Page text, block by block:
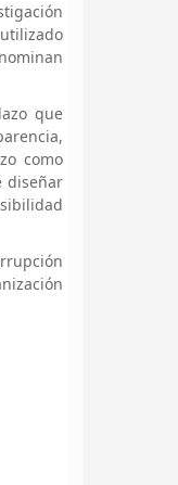
que
como
diseñar